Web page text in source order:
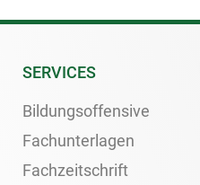
SERVICES
Bildungsoffensive
Fachunterlagen
Fachzeitschrift